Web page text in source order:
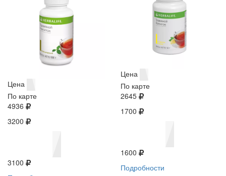
Цена
По карте
4936
3200
3100
Цена
По карте
2645
1700
1600
Подробности